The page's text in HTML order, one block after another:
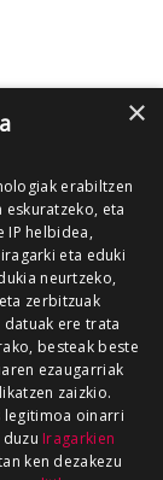
×
erabiltzen
eta
IP helbidea,
eta eduki
neurtzeko,
zerbitzuak
ere trata
besteak beste
ezaugarriak
zaizkio.
legitimoa oinarri
Iragarkien
ken dezakezu